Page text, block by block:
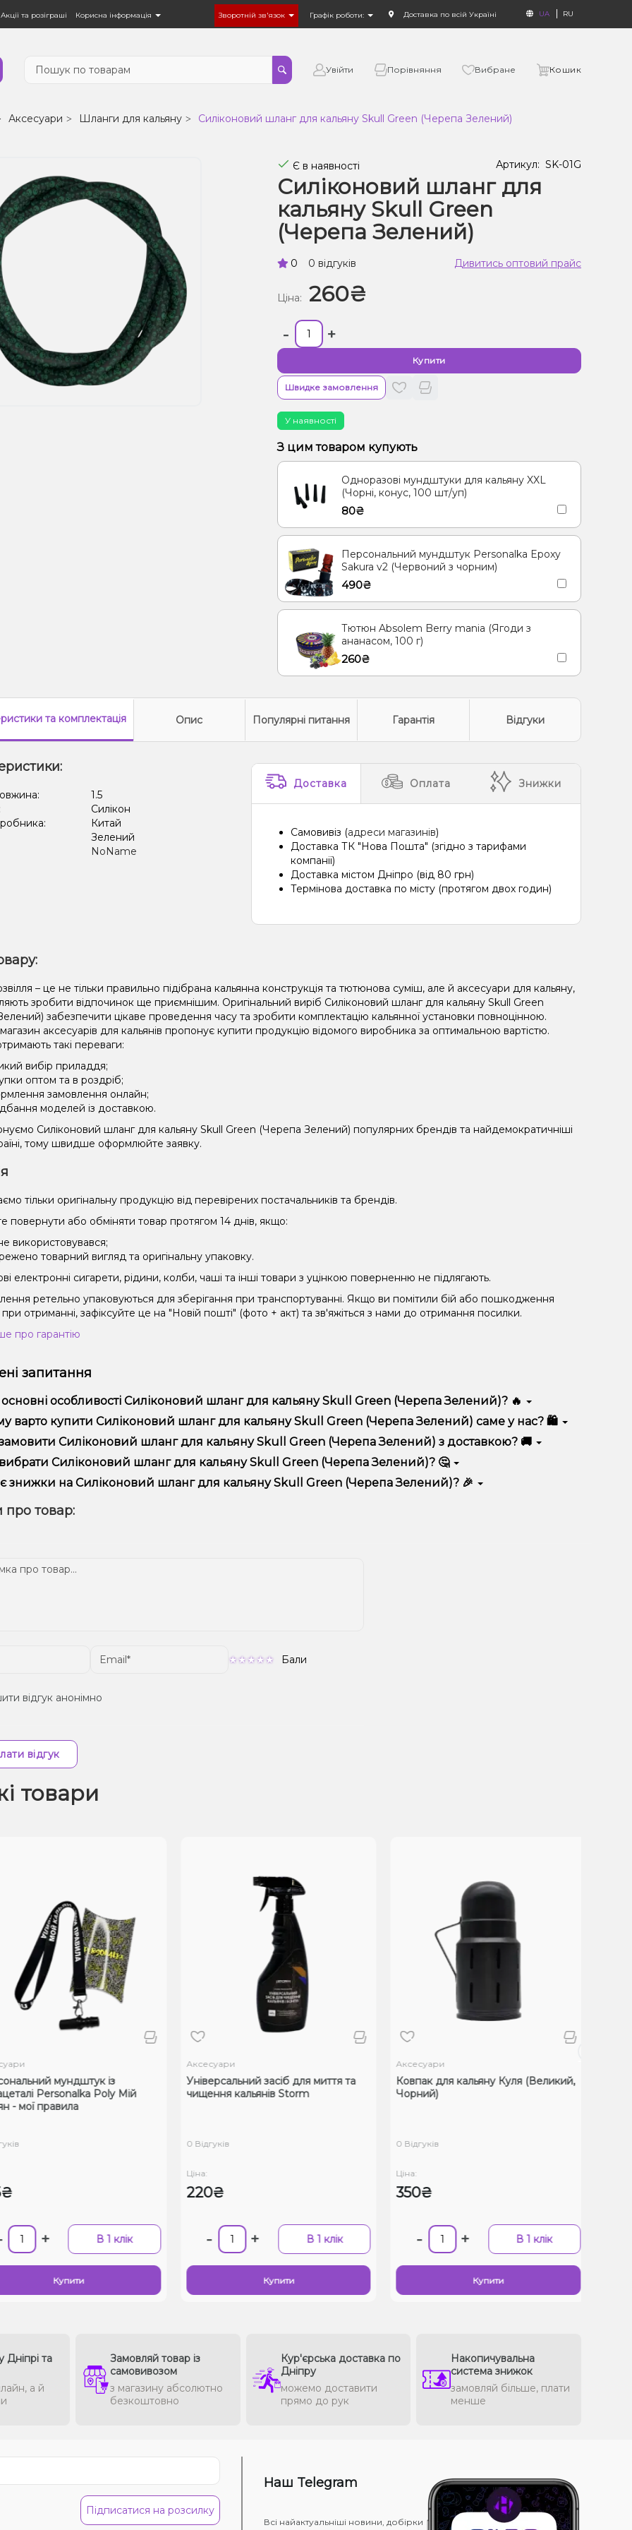
Акції та розіграші Корисна інформація Зворотній зв'язок Графік роботи: Доставка по всій Україні UA RU
Увійти Порівняння Вибране Кошик
Аксесуари Шланги для кальяну Силіконовий шланг для кальяну Skull Green (Черепа Зелений)
Є в наявності Артикул: SK-01G
Силіконовий шланг для
кальяну Skull Green
(Черепа Зелений)
0 0 відгуків Дивитись оптовий прайс
Ціна: 260₴
- +
Купити
Швидке замовлення
У наявності
З цим товаром купують
Одноразові мундштуки для кальяну XXL
(Чорні, конус, 100 шт/уп)
80₴
Персональний мундштук Personalka Epoxy
Sakura v2 (Червоний з чорним)
490₴
Тютюн Absolem Berry mania (Ягоди з
ананасом, 100 г)
260₴
та комплектація Опис Популярні питання Гарантія Відгуки
1.5
Силікон
Китай
Зелений
NoName
Доставка Оплата Знижки
Самовивіз (адреси магазинів)
Доставка ТК "Нова Пошта" (згідно з тарифами
компанії)
Доставка містом Дніпро (від 80 грн)
Термінова доставка по місту (протягом двох годин)
– це не тільки правильно підібрана кальянна конструкція та тютюнова суміш, але й аксесуари для кальяну,
зробити відпочинок ще приємнішим. Оригінальний виріб Силіконовий шланг для кальяну Skull Green
забезпечити цікаве проведення часу та зробити комплектацію кальянної установки повноцінною.
аксесуарів для кальянів пропонує купити продукцію відомого виробника за оптимальною вартістю.
такі переваги:
вибір приладдя;
оптом та в роздріб;
замовлення онлайн;
моделей із доставкою.
Силіконовий шланг для кальяну Skull Green (Черепа Зелений) популярних брендів та найдемократичніші
тому швидше оформлюйте заявку.
тільки оригінальну продукцію від перевірених постачальників та брендів.
повернути або обміняти товар протягом 14 днів, якщо:
використовувався;
товарний вигляд та оригінальну упаковку.
електронні сигарети, рідини, колби, чаші та інші товари з уцінкою поверненню не підлягають.
ретельно упаковуються для зберігання при транспортуванні. Якщо ви помітили бій або пошкодження
отриманні, зафіксуйте це на "Новій пошті" (фото + акт) та зв'яжіться з нами до отримання посилки.
про гарантію
запитання
основні особливості Силіконовий шланг для кальяну Skull Green (Черепа Зелений)? 🔥
шланг для кальяну Skull Green (Черепа Зелений) відрізняється високою якістю, зручністю використання
варто купити Силіконовий шланг для кальяну Skull Green (Черепа Зелений) саме у нас? 🛍️
тільки оригінальну продукцію, широкий асортимент, вигідні ціни та швидку доставку. Крім того, у нас
Силіконовий шланг для кальяну Skull Green (Черепа Зелений) з доставкою? 🚚
замовлення можна в кілька кліків:
Додайте Силіконовий шланг для кальяну Skull Green (Черепа Зелений) до кошика.
Виберіть зручний спосіб оплати та доставки.
Силіконовий шланг для кальяну Skull Green (Черепа Зелений)? 🤔
залежить від ваших уподобань – наприклад, якщо це кальян, враховуйте розмір, матеріал та тип чаші, якщо
– потужність та смак. Наші менеджери допоможуть підібрати ідеальний варіант.
знижки на Силіконовий шланг для кальяну Skull Green (Черепа Зелений)? 🎉
телеграм-каналі, щоб не проґавити вигідні пропозиції!
про товар:
Бали
відгук анонімно
відгук
товари
мундштук із
Personalka Poly Мій
- мої правила
В 1 клік
Купити
Аксесуари
Універсальний засіб для миття та
чищення кальянів Storm
0 Відгуків
Ціна:
220₴
В 1 клік
Купити
Аксесуари
Ковпак для кальяну Куля (Великий,
Чорний)
0 Відгуків
Ціна:
350₴
В 1 клік
Купити
Дніпрі та
а й
Замовляй товар із
самовивозом
з магазину абсолютно
безкоштовно
Кур'єрська доставка по
Дніпру
можемо доставити
прямо до рук
Накопичувальна
система знижок
замовляй більше, плати
менше
Підписатися на розсилку
Наш Telegram
Всі найактуальніші новини, добірки